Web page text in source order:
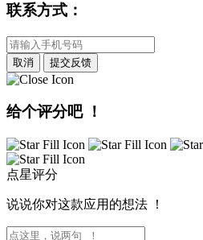
联系方式：
取消 提交反馈
给个评分吧 ！
点星评分
说说你对这款应用的想法 ！